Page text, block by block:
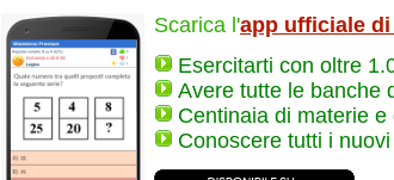
Scarica l'app ufficiale
Esercitarti con oltre
Avere tutte le banche
Centinaia di materie
Conoscere tutti i